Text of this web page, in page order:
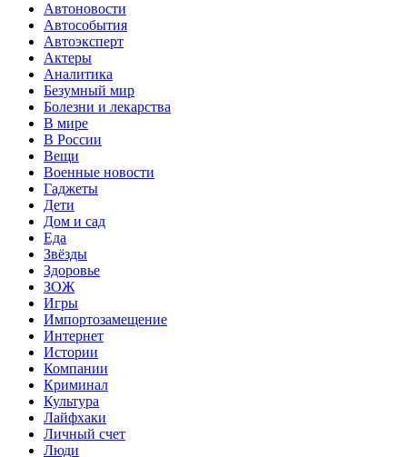
Автоновости
Автособытия
Автоэксперт
Актеры
Аналитика
Безумный мир
Болезни и лекарства
В мире
В России
Вещи
Военные новости
Гаджеты
Дети
Дом и сад
Еда
Звёзды
Здоровье
ЗОЖ
Игры
Импортозамещение
Интернет
Истории
Компании
Криминал
Культура
Лайфхаки
Личный счет
Люди